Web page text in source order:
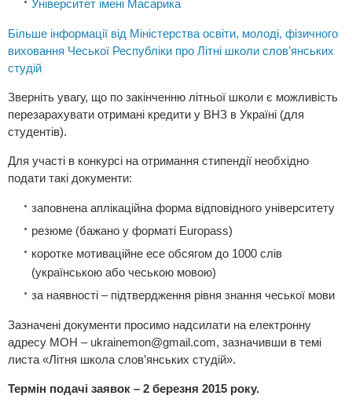
Університет імені Масарика
Більше інформації від Міністерства освіти, молоді, фізичного
виховання Чеської Республіки про Літні школи слов’янських
студій
Зверніть увагу, що по закінченню літньої школи є можливість
перезарахувати отримані кредити у ВНЗ в Україні (для
студентів).
Для участі в конкурсі на отримання стипендії необхідно
подати такі документи:
заповнена аплікаційна форма відповідного університету
резюме (бажано у форматі Europass)
коротке мотиваційне есе обсягом до 1000 слів
(українською або чеською мовою)
за наявності – підтвердження рівня знання чеської мови
Зазначені документи просимо надсилати на електронну
адресу МОН – ukrainemon@gmail.com, зазначивши в темі
листа «Літня школа слов’янських студій».
Термін подачі заявок – 2 березня 2015 року.